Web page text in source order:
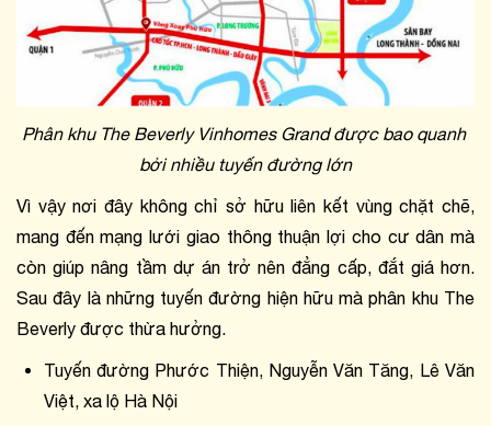
Phân khu The Beverly Vinhomes Grand được bao quanh
bởi nhiều tuyến đường lớn
Vì vậy nơi đây không chỉ sở hữu liên kết vùng chặt chẽ,
mang đến mạng lưới giao thông thuận lợi cho cư dân mà
còn giúp nâng tầm dự án trở nên đẳng cấp, đắt giá hơn.
Sau đây là những tuyến đường hiện hữu mà phân khu The
Beverly được thừa hưởng.
Tuyến đường Phước Thiện, Nguyễn Văn Tăng, Lê Văn
Việt, xa lộ Hà Nội